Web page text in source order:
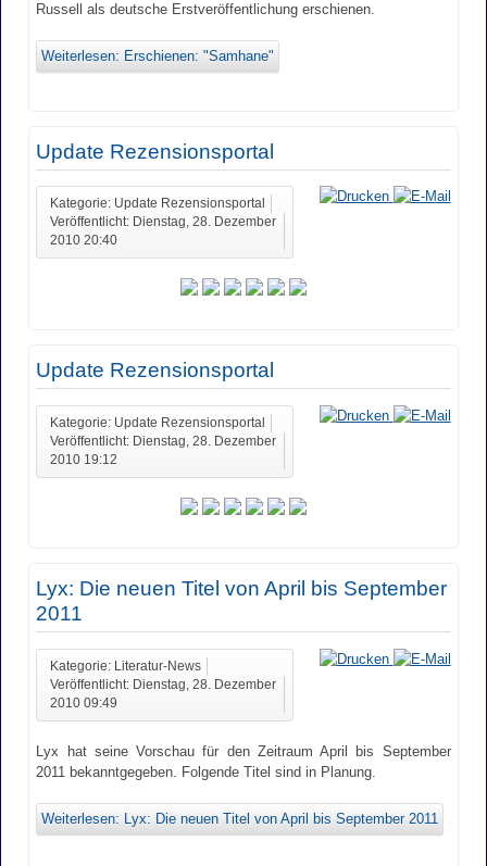
Russell als deutsche Erstveröffentlichung erschienen.
Weiterlesen: Erschienen: "Samhane"
Update Rezensionsportal
Kategorie: Update Rezensionsportal
Veröffentlicht: Dienstag, 28. Dezember
2010 20:40
Update Rezensionsportal
Kategorie: Update Rezensionsportal
Veröffentlicht: Dienstag, 28. Dezember
2010 19:12
Lyx: Die neuen Titel von April bis September
2011
Kategorie: Literatur-News
Veröffentlicht: Dienstag, 28. Dezember
2010 09:49
Lyx hat seine Vorschau für den Zeitraum April bis September
2011 bekanntgegeben. Folgende Titel sind in Planung.
Weiterlesen: Lyx: Die neuen Titel von April bis September 2011